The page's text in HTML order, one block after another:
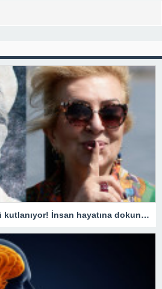
Dünya Hemşireler Günü kutlanıyor! İnsan hayatına dokunuşlarına dikkat çekildi